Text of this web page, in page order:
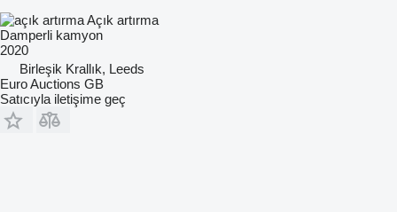
Açık artırma
Damperli kamyon
2020
Birleşik Krallık, Leeds
Euro Auctions GB
Satıcıyla iletişime geç